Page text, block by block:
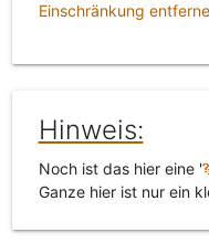
Einschränkung
Hinweis:
Noch ist das hier eine '
Ganze hier ist nur ein